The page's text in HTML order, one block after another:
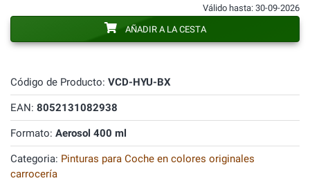
Código de Producto: VCD-HYU-BX
EAN: 8052131082938
Formato: Aerosol 400 ml
Categoria: Pinturas para Coche en colores originales
carrocería
Válido hasta: 30-09-2026
AÑADIR A LA CESTA